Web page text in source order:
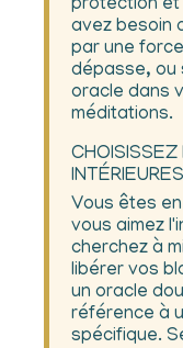
protection et
avez besoin
par une
dépasse, ou
oracle dans
méditations.
CHOISISSEZ
Vous êtes
vous aimez
cherchez à
libérer vos
un oracle
référence à
spécifique.